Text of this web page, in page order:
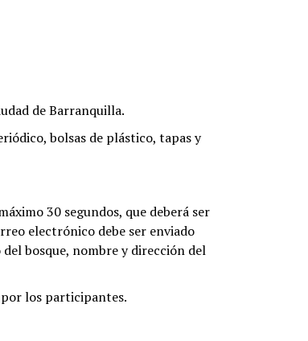
de Barranquilla.
bolsas de plástico, tapas y
30 segundos, que deberá ser
electrónico debe ser enviado
bosque, nombre y dirección del
por los participantes.